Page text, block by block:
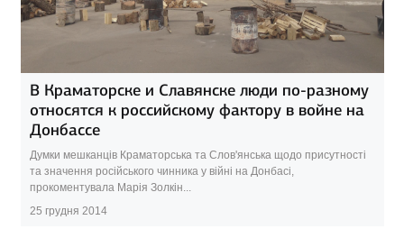
В Краматорске и Славянске люди по-разному
относятся к российскому фактору в войне на
Донбассе
Думки мешканців Краматорська та Слов'янська щодо присутності
та значення російського чинника у війні на Донбасі,
прокоментувала Марія Золкін...
25 грудня 2014